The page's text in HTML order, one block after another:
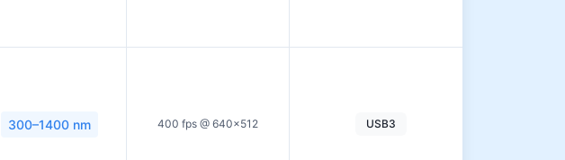
300–1400 nm 400 fps @ 640×512 USB3